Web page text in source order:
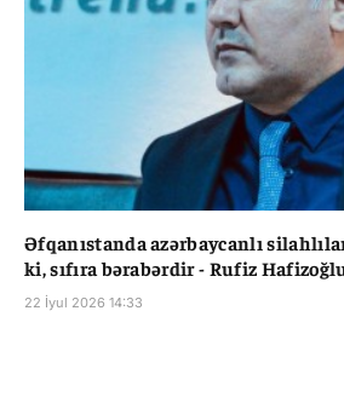
Əfqanıstanda azərbaycanlı
ki, sıfıra bərabərdir - Rufiz
22 İyul 2026 14:33